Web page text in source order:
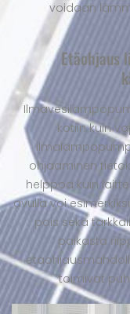
voidaan
Etäohjaus
kotiin kuin
ohjaaminen
helppoa kuin
avulla voi
pois sekä
paikasta
toimivat